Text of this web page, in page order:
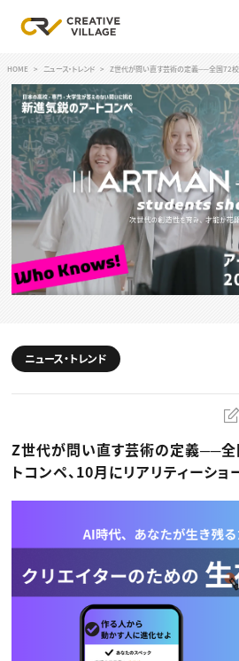
ACCOUNT
ログイン
RECRUIT
クリエイター求人を探す
CREATIVE JOB求人検索
特集求人
採用説明会
転職支援サービス
CONTENTS
スキルアップしたい！ トップ
デザイン
動画配信・映像制作
ディレクション
業界解説・キャリア事情
お役立ち基礎知識
TOP Creator’s コラム
ゲームクリエイター
映像クリエイター
マーケッター
C＆R Magazine
ニュース・トレンド
Web
ゲーム・エンタメ
広告
出版
CREATIVE VILLAGEからのお知ら
プロフェッショナル×つなが
HOME ニュース・トレンド Z世代が問い直す芸術の定義──全国72校
ニュース・トレンド
Z世代が問い直す芸術の定義──
トコンペ、10月にリアリティーショ